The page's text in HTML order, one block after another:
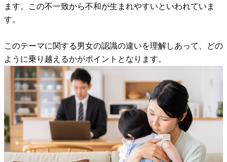
ます。この不一致から不和が生まれやすいといわれていま
す。
このテーマに関する男女の認識の違いを理解しあって、どの
ように乗り越えるかがポイントとなります。